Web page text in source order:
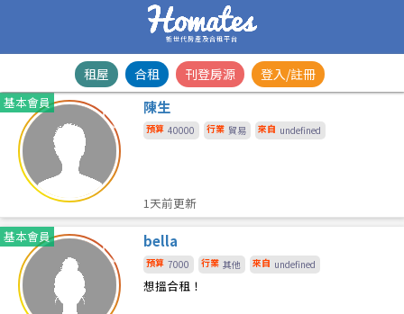
新世代房產及合租平台
租屋 合租 刊登房源 登入/註冊
基本會員 陳生
預算 40000 行業 貿易 來自 undefined
1天前更新
基本會員
bella
預算 7000 行業 其他 來自 undefined
想搵合租！